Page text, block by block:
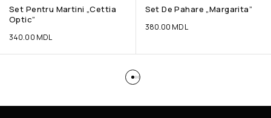
Set Pentru Martini „Cettia
Optic”
340.00 MDL
Set De Pahare „Margarita”
380.00 MDL